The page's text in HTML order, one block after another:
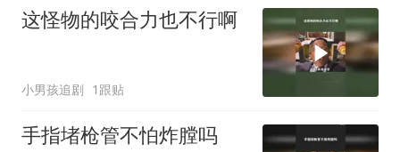
这怪物的咬合力也不行啊
小男孩追剧 1跟贴
手指堵枪管不怕炸膛吗